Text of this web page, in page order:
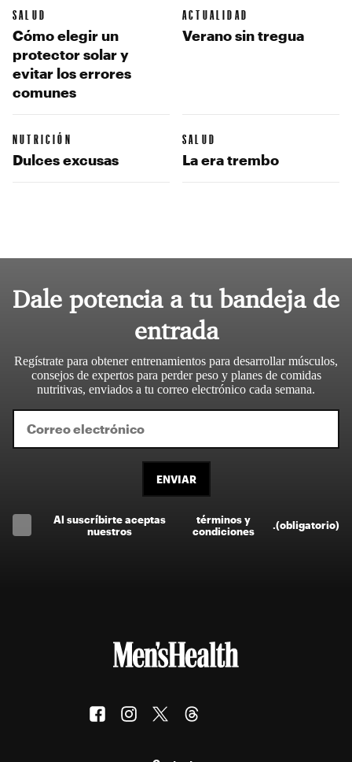
SALUD
Cómo elegir un
protector solar y
evitar los errores
comunes
ACTUALIDAD
Verano sin tregua
NUTRICIÓN
Dulces excusas
SALUD
La era trembo
Dale potencia a tu bandeja de
entrada
Regístrate para obtener entrenamientos para desarrollar músculos,
consejos de expertos para perder peso y planes de comidas
nutritivas, enviados a tu correo electrónico cada semana.
ENVIAR
Al suscríbirte aceptas
nuestros
términos y
condiciones
.(obligatorio)